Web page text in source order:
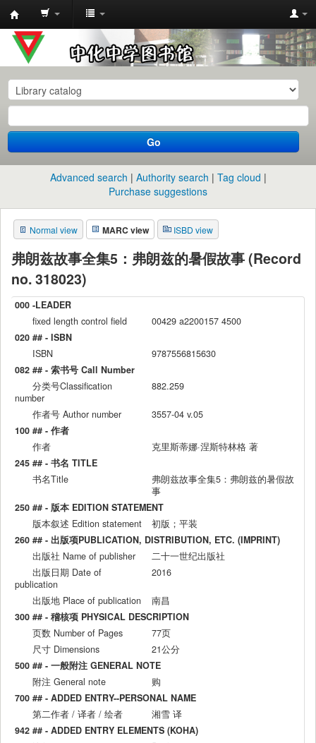
中
化
中
学
图
书
馆
目
录
Go
Advanced search Authority search
Tag cloud
Purchase suggestions
Normal view MARC view ISBD view
弗朗兹故事全集5：弗朗兹的暑假故事 (Record
no. 318023)
000 -LEADER
fixed length control field
00429 a2200157 4500
020 ## - ISBN
ISBN
9787556815630
082 ## - 索书号 Call Number
分类号Classification
number
882.259
作者号 Author number
3557-04 v.05
100 ## - 作者
作者
克里斯蒂娜·涅斯特林格 著
245 ## - 书名 TITLE
书名Title
弗朗兹故事全集5：弗朗兹的暑假故
事
250 ## - 版本 EDITION STATEMENT
版本叙述 Edition statement
初版；平装
260 ## - 出版项PUBLICATION, DISTRIBUTION, ETC. (IMPRINT)
出版社 Name of publisher
二十一世纪出版社
出版日期 Date of
publication
2016
出版地 Place of publication
南昌
300 ## - 稽核项 PHYSICAL DESCRIPTION
页数 Number of Pages
77页
尺寸 Dimensions
21公分
500 ## - 一般附注 GENERAL NOTE
附注 General note
购
700 ## - ADDED ENTRY--PERSONAL NAME
第二作者 / 译者 / 绘者
湘雪 译
942 ## - ADDED ENTRY ELEMENTS (KOHA)